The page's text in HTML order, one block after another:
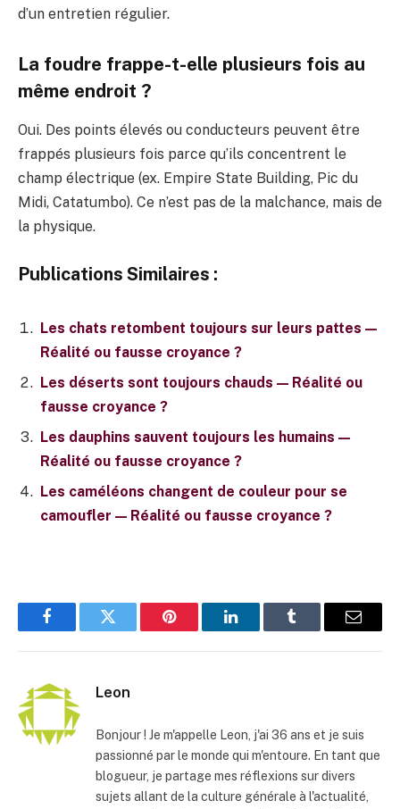
d’un entretien régulier.
La foudre frappe-t-elle plusieurs fois au
même endroit ?
Oui. Des points élevés ou conducteurs peuvent être
frappés plusieurs fois parce qu’ils concentrent le
champ électrique (ex. Empire State Building, Pic du
Midi, Catatumbo). Ce n’est pas de la malchance, mais de
la physique.
Publications Similaires :
Les chats retombent toujours sur leurs pattes —
Réalité ou fausse croyance ?
Les déserts sont toujours chauds — Réalité ou
fausse croyance ?
Les dauphins sauvent toujours les humains —
Réalité ou fausse croyance ?
Les caméléons changent de couleur pour se
camoufler — Réalité ou fausse croyance ?
FacebookTwitter Pinterest LinkedInTumblr
E-
Leon
Bonjour ! Je m'appelle Leon, j'ai 36 ans et je suis
passionné par le monde qui m'entoure. En tant que
blogueur, je partage mes réflexions sur divers
sujets allant de la culture générale à l'actualité,